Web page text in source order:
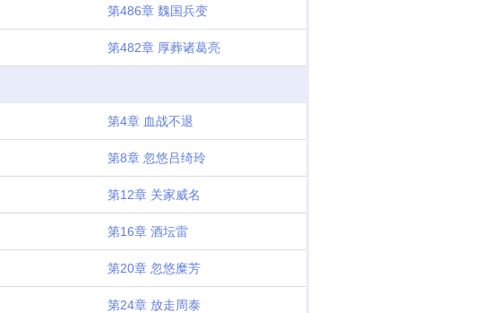
第486章 魏国兵变
第482章 厚葬诸葛亮
第4章 血战不退
第8章 忽悠吕绮玲
第12章 关家威名
第16章 酒坛雷
第20章 忽悠糜芳
第24章 放走周泰